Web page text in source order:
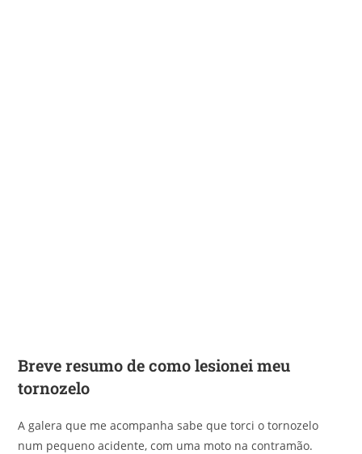
Breve resumo de como lesionei meu
tornozelo
A galera que me acompanha sabe que torci o tornozelo
num pequeno acidente, com uma moto na contramão.